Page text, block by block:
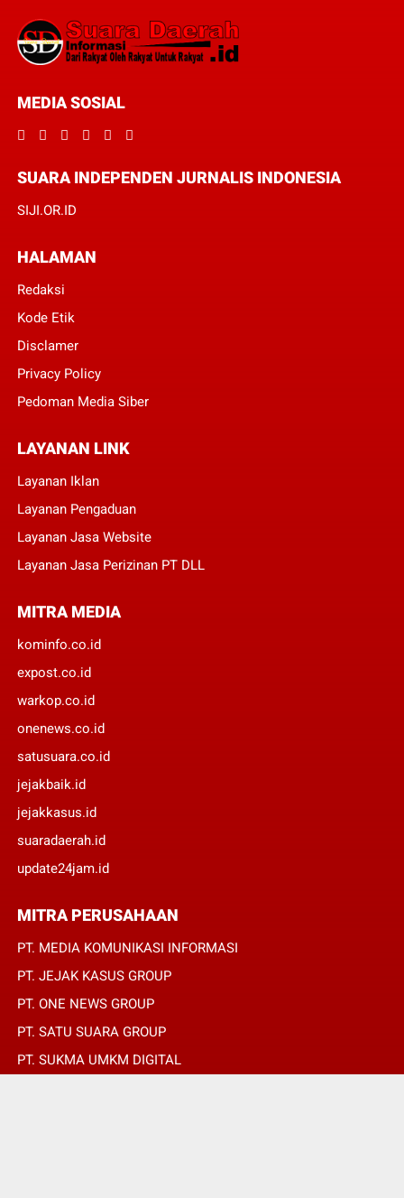
MEDIA SOSIAL
SUARA INDEPENDEN JURNALIS INDONESIA
SIJI.OR.ID
HALAMAN
Redaksi
Kode Etik
Disclamer
Privacy Policy
Pedoman Media Siber
LAYANAN LINK
Layanan Iklan
Layanan Pengaduan
Layanan Jasa Website
Layanan Jasa Perizinan PT DLL
MITRA MEDIA
kominfo.co.id
expost.co.id
warkop.co.id
onenews.co.id
satusuara.co.id
jejakbaik.id
jejakkasus.id
suaradaerah.id
update24jam.id
MITRA PERUSAHAAN
PT. MEDIA KOMUNIKASI INFORMASI
PT. JEJAK KASUS GROUP
PT. ONE NEWS GROUP
PT. SATU SUARA GROUP
PT. SUKMA UMKM DIGITAL